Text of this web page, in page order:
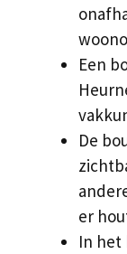
Een
De
er
In het